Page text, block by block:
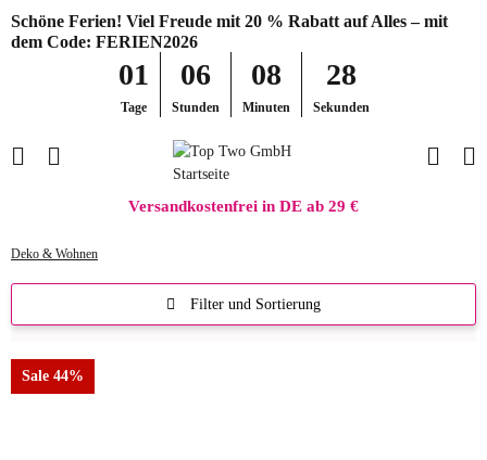
Schöne Ferien! Viel Freude mit 20 % Rabatt auf Alles – mit
dem Code: FERIEN2026
01
Tage
06
Stunden
08
Minuten
28
Sekunden
Versandkostenfrei in DE ab 29 €
Deko & Wohnen
Filter und Sortierung
Sale 44%